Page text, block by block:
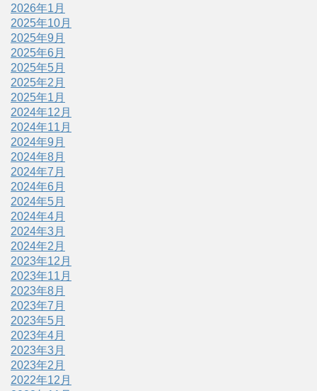
2026年1月
2025年10月
2025年9月
2025年6月
2025年5月
2025年2月
2025年1月
2024年12月
2024年11月
2024年9月
2024年8月
2024年7月
2024年6月
2024年5月
2024年4月
2024年3月
2024年2月
2023年12月
2023年11月
2023年8月
2023年7月
2023年5月
2023年4月
2023年3月
2023年2月
2022年12月